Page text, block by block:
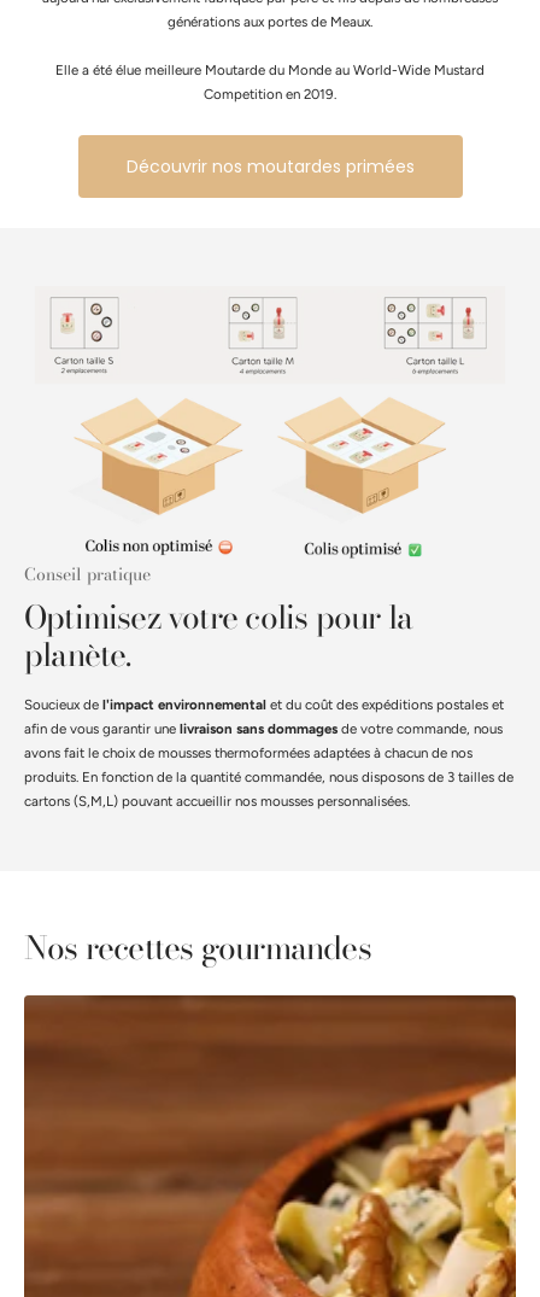
générations aux portes de Meaux.
Elle a été élue meilleure Moutarde du Monde au World-Wide Mustard
Competition en 2019.
Découvrir nos moutardes primées
Conseil pratique
Optimisez votre colis pour la
planète.
Soucieux de l'impact environnemental et du coût des expéditions postales et
afin de vous garantir une livraison sans dommages de votre commande, nous
avons fait le choix de mousses thermoformées adaptées à chacun de nos
produits. En fonction de la quantité commandée, nous disposons de 3 tailles de
cartons (S,M,L) pouvant accueillir nos mousses personnalisées.
Nos recettes gourmandes